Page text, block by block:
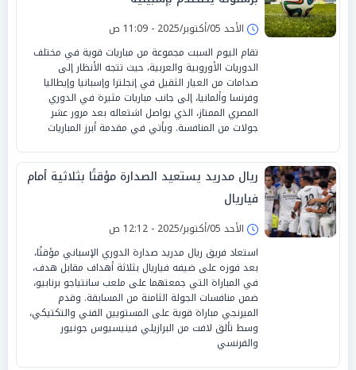
الأحد 05/أكتوبر/2025 - 11:09 ص
تقام اليوم السبت مجموعة من مباريات قوية في مختلف
الدوريات الأوروبية والعربية، حيث تتجه الأنظار إلى
صدامات من العيار الثقيل في إنجلترا وإسبانيا وإيطاليا
وفرنسا وألمانيا، إلى جانب مباريات مثيرة في الدوري
المصري الممتاز، الذي يواصل اشتعاله بعد مرور عشر
جولات من المنافسة. ويأتي في مقدمة أبرز المباريات
ريال مدريد يستعيد الصدارة مؤقتًا بثلاثية أمام
فياريال
الأحد 05/أكتوبر/2025 - 12:12 ص
استعاد فريق ريال مدريد صدارة الدوري الإسباني مؤقتًا،
بعد فوزه على ضيفه فياريال بثلاثة أهداف مقابل هدف،
في المباراة التي جمعتهما على ملعب سانتياجو برنابيو،
ضمن منافسات الجولة الثامنة من المسابقة. وقدم
الميرنجي مباراة قوية على المستويين الفني والتكتيكي،
وسط تألق لافت من البرازيلي فينيسيوس جونيور
والفرنسي